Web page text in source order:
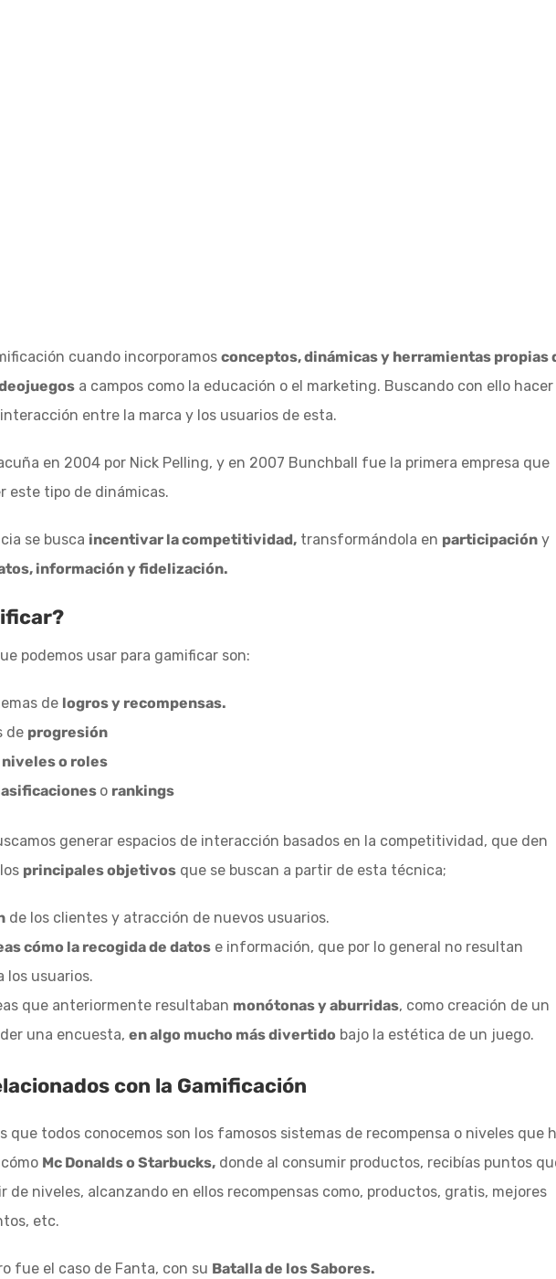
cuando incorporamos conceptos, dinámicas y herramientas propias
a campos como la educación o el marketing. Buscando con ello hacer
entre la marca y los usuarios de esta.
en 2004 por Nick Pelling, y en 2007 Bunchball fue la primera empresa que
este tipo de dinámicas.
se busca incentivar la competitividad, transformándola en participación y
información y fidelización.
podemos usar para gamificar son:
de logros y recompensas.
de progresión
niveles o roles
o rankings
generar espacios de interacción basados en la competitividad, que den
principales objetivos que se buscan a partir de esta técnica;
de los clientes y atracción de nuevos usuarios.
cómo la recogida de datos e información, que por lo general no resultan
los usuarios.
que anteriormente resultaban monótonas y aburridas, como creación de un
una encuesta, en algo mucho más divertido bajo la estética de un juego.
con la Gamificación
que todos conocemos son los famosos sistemas de recompensa o niveles que
Mc Donalds o Starbucks, donde al consumir productos, recibías puntos
de niveles, alcanzando en ellos recompensas como, productos, gratis, mejores
etc.
fue el caso de Fanta, con su Batalla de los Sabores.